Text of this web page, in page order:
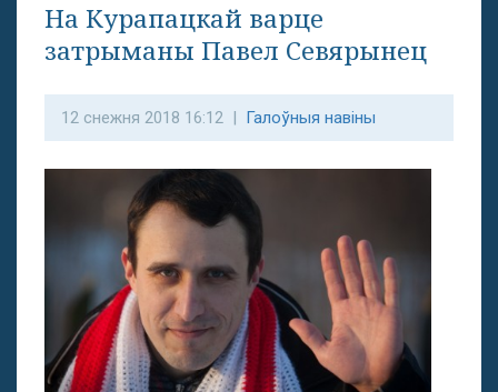
На Курапацкай варце
затрыманы Павел Севярынец
12 снежня 2018 16:12 | Галоўныя навіны